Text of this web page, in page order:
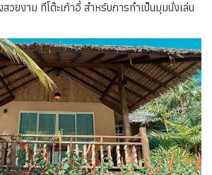
วยงาม ทีโต๊ะเก้าอี้ สำหรับการทำเป็นมุมนั่งเล่น